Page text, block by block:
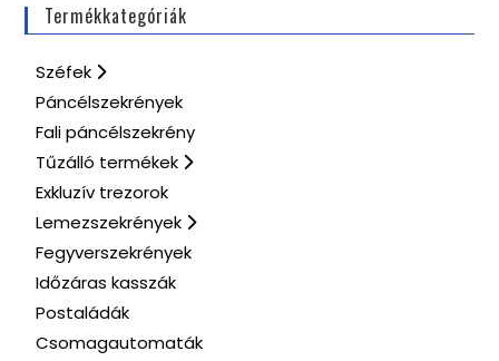
Termékkategóriák
Széfek
Páncélszekrények
Fali páncélszekrény
Tűzálló termékek
Exkluzív trezorok
Lemezszekrények
Fegyverszekrények
Időzáras kasszák
Postaládák
Csomagautomaták